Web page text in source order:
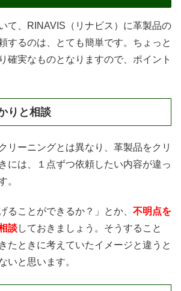
て、RINAVIS（リナビス）に革製品の
するのは、とても簡単です。ちょっと
確実なものとなりますので、ポイント
りと相談
リーニングとは異なり、革製品をクリ
には、１点ずつ依頼したい内容が違っ
。
ることができるか？」とか、 不明点を
談しておきましょう。そうすること
たときに考えていたイメージと違うと
いと思います。